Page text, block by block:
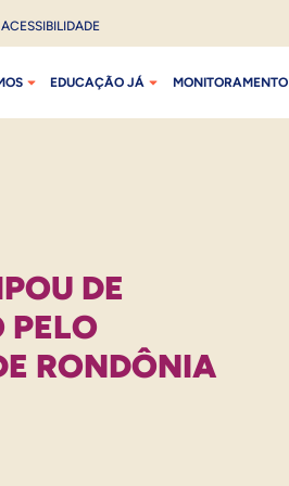
ACESSIBILIDADE
EDUCAÇÃO JÁ MONITORAMENTO
DE
PELO
RONDÔNIA